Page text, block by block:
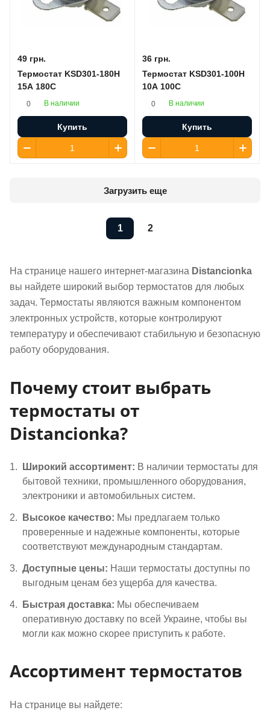
49 грн.
Термостат KSD301-180H
15A 180C
0 В наличии
Купить
36 грн.
Термостат KSD301-100H
10A 100C
0 В наличии
Купить
Загрузить еще
1 2
На странице нашего интернет-магазина Distancionka
вы найдете широкий выбор термостатов для любых
задач. Термостаты являются важным компонентом
электронных устройств, которые контролируют
температуру и обеспечивают стабильную и безопасную
работу оборудования.
Почему стоит выбрать
термостаты от
Distancionka?
Широкий ассортимент: В наличии термостаты для
бытовой техники, промышленного оборудования,
электроники и автомобильных систем.
Высокое качество: Мы предлагаем только
проверенные и надежные компоненты, которые
соответствуют международным стандартам.
Доступные цены: Наши термостаты доступны по
выгодным ценам без ущерба для качества.
Быстрая доставка: Мы обеспечиваем
оперативную доставку по всей Украине, чтобы вы
могли как можно скорее приступить к работе.
Ассортимент термостатов
На странице вы найдете: